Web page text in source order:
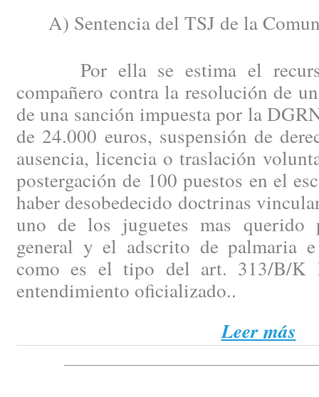
A) Sentencia del TSJ de la
Por ella se estima el
compañero contra la resolución de
de una sanción impuesta por la
de 24.000 euros, suspensión de
ausencia, licencia o traslación
postergación de 100 puestos en el
haber desobedecido doctrinas
uno de los juguetes mas querido
general y el adscrito de palmaria
como es el tipo del art. 313/B/K
entendimiento oficializado..
Leer más